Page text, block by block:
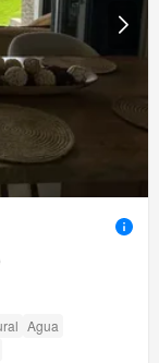
Agua